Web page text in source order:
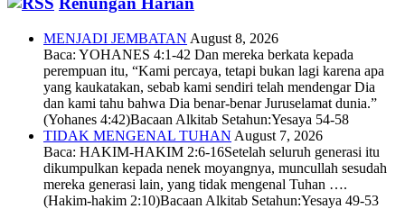
MENJADI JEMBATAN August 8, 2026
Baca: YOHANES 4:1-42 Dan mereka berkata kepada
perempuan itu, “Kami percaya, tetapi bukan lagi karena apa
yang kaukatakan, sebab kami sendiri telah mendengar Dia
dan kami tahu bahwa Dia benar-benar Juruselamat dunia.”
(Yohanes 4:42)Bacaan Alkitab Setahun:Yesaya 54-58
TIDAK MENGENAL TUHAN August 7, 2026
Baca: HAKIM-HAKIM 2:6-16Setelah seluruh generasi itu
dikumpulkan kepada nenek moyangnya, muncullah sesudah
mereka generasi lain, yang tidak mengenal Tuhan ….
(Hakim-hakim 2:10)Bacaan Alkitab Setahun:Yesaya 49-53